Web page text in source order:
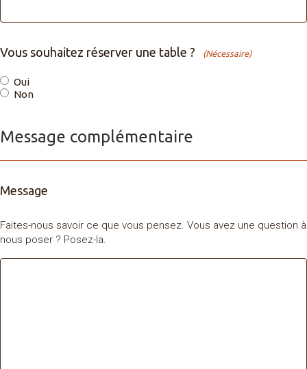
Vous souhaitez réserver une table ? (Nécessaire)
Oui
Non
Message complémentaire
Message
Faites-nous savoir ce que vous pensez. Vous avez une question à
nous poser ? Posez-la.